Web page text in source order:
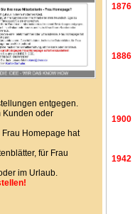
entgegen.
Kunden oder
Homepage hat
für Frau
im Urlaub.
1876
1886
1900
1942